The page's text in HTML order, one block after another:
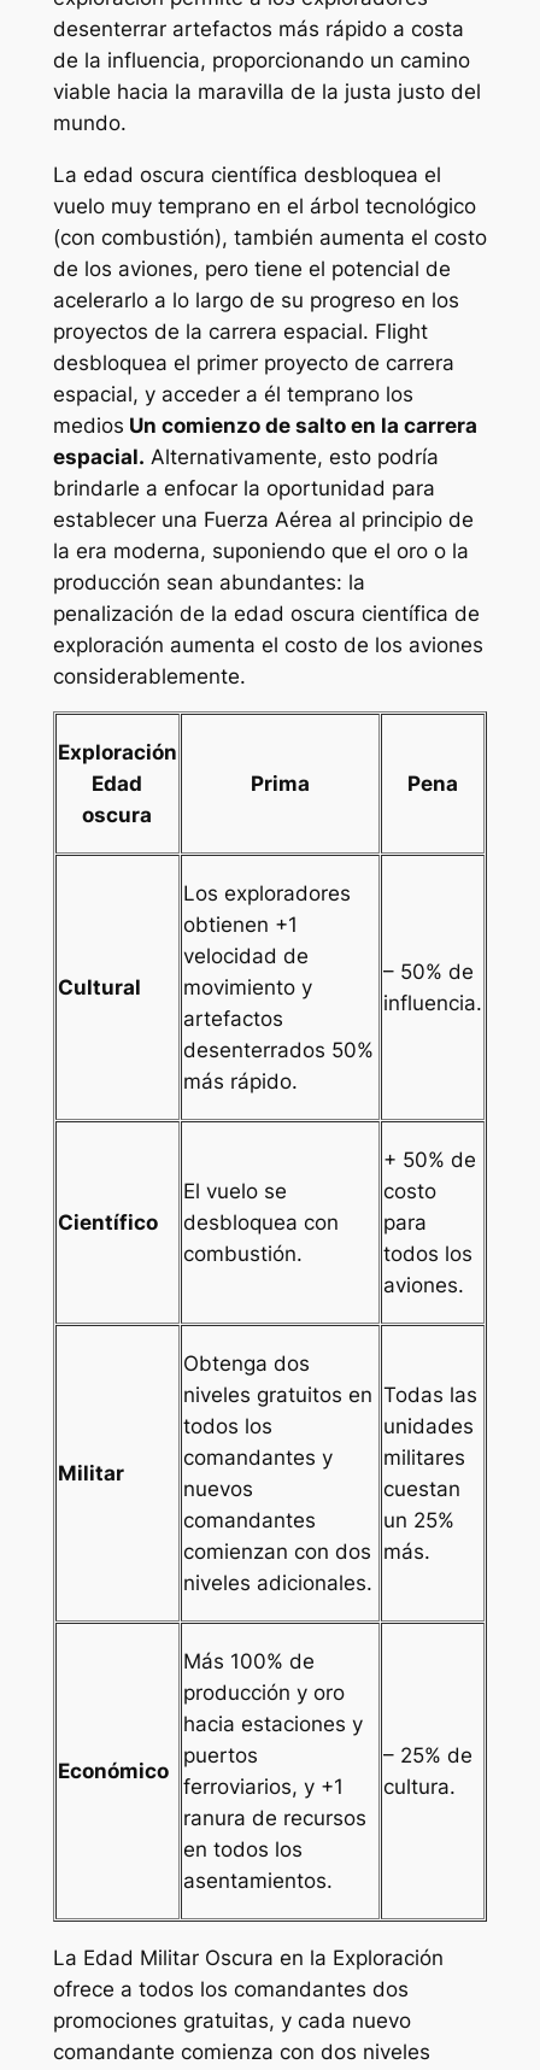
desenterrar artefactos más rápido a costa
de la influencia, proporcionando un camino
viable hacia la maravilla de la justa justo del
mundo.
La edad oscura científica desbloquea el
vuelo muy temprano en el árbol tecnológico
(con combustión), también aumenta el costo
de los aviones, pero tiene el potencial de
acelerarlo a lo largo de su progreso en los
proyectos de la carrera espacial. Flight
desbloquea el primer proyecto de carrera
espacial, y acceder a él temprano los
medios Un comienzo de salto en la carrera
espacial. Alternativamente, esto podría
brindarle a enfocar la oportunidad para
establecer una Fuerza Aérea al principio de
la era moderna, suponiendo que el oro o la
producción sean abundantes: la
penalización de la edad oscura científica de
exploración aumenta el costo de los aviones
considerablemente.
Exploración
Edad
oscura
Prima Pena
Cultural
Los exploradores
obtienen +1
velocidad de
movimiento y
artefactos
desenterrados 50%
más rápido.
– 50% de
influencia.
Científico
El vuelo se
desbloquea con
combustión.
+ 50% de
costo
para
todos los
aviones.
Militar
Obtenga dos
niveles gratuitos en
todos los
comandantes y
nuevos
comandantes
comienzan con dos
niveles adicionales.
Todas las
unidades
militares
cuestan
un 25%
más.
Económico
Más 100% de
producción y oro
hacia estaciones y
puertos
ferroviarios, y +1
ranura de recursos
en todos los
asentamientos.
– 25% de
cultura.
La Edad Militar Oscura en la Exploración
ofrece a todos los comandantes dos
promociones gratuitas, y cada nuevo
comandante comienza con dos niveles